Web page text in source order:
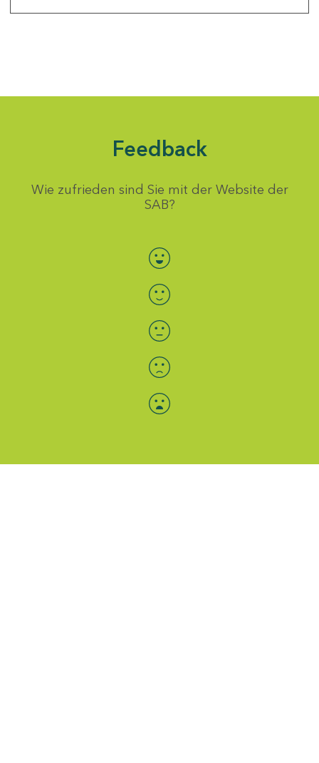
Feedback
Wie zufrieden sind Sie mit der Website der
SAB?
Bewertung auswählen